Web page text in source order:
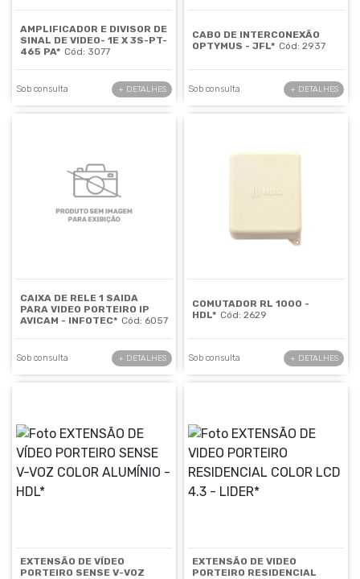
AMPLIFICADOR E DIVISOR DE
SINAL DE VIDEO- 1E X 3S-PT-
465 PA* Cód: 3077
Sob consulta + DETALHES
CABO DE INTERCONEXÃO
OPTYMUS - JFL* Cód: 2937
Sob consulta + DETALHES
CAIXA DE RELE 1 SAIDA
PARA VIDEO PORTEIRO IP
AVICAM - INFOTEC* Cód: 6057
Sob consulta + DETALHES
COMUTADOR RL 1000 -
HDL* Cód: 2629
Sob consulta + DETALHES
EXTENSÃO DE VÍDEO
PORTEIRO SENSE V-VOZ
EXTENSÃO DE VIDEO
PORTEIRO RESIDENCIAL